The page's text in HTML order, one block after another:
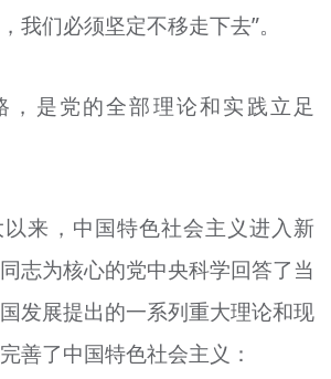
我们必须坚定不移走下去”。
，是党的全部理论和实践立足
来，中国特色社会主义进入新
志为核心的党中央科学回答了当
发展提出的一系列重大理论和现
善了中国特色社会主义：